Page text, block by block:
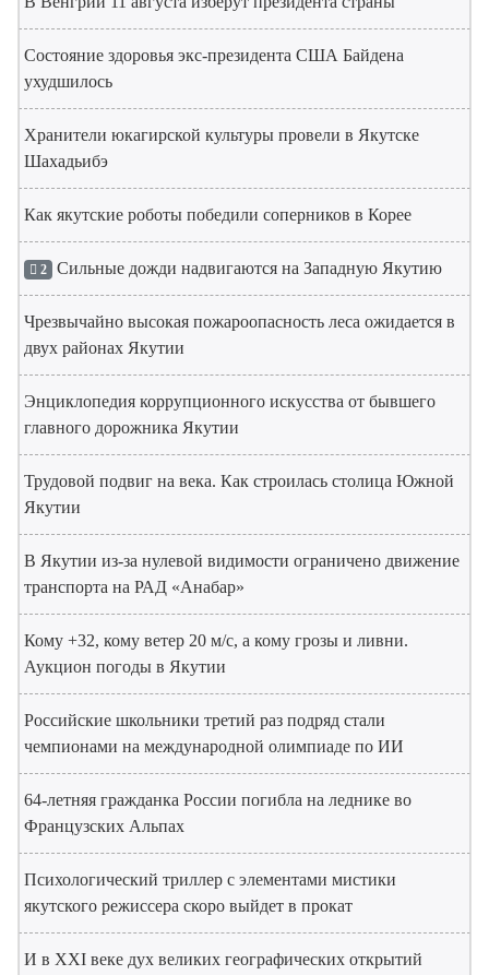
Состояние здоровья экс-президента США Байдена
ухудшилось
Хранители юкагирской культуры провели в Якутске
Шахадьибэ
Как якутские роботы победили соперников в Корее
2 Сильные дожди надвигаются на Западную Якутию
Чрезвычайно высокая пожароопасность леса ожидается в
двух районах Якутии
Энциклопедия коррупционного искусства от бывшего
главного дорожника Якутии
Трудовой подвиг на века. Как строилась столица Южной
Якутии
В Якутии из-за нулевой видимости ограничено движение
транспорта на РАД «Анабар»
Кому +32, кому ветер 20 м/с, а кому грозы и ливни.
Аукцион погоды в Якутии
Российские школьники третий раз подряд стали
чемпионами на международной олимпиаде по ИИ
64-летняя гражданка России погибла на леднике во
Французских Альпах
Психологический триллер с элементами мистики
якутского режиссера скоро выйдет в прокат
И в XXI веке дух великих географических открытий